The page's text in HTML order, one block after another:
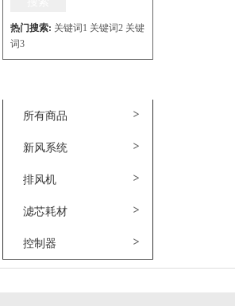
热门搜索: 关键词1 关键词2 关键
词3
所有商品
新风系统
排风机
滤芯耗材
控制器